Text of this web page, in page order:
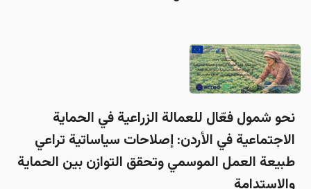
نحو شمول فعّال للعمالة الزراعية في الحماية
الاجتماعية في الأردن: إصلاحات سياساتية تراعي
طبيعة العمل الموسمي وتحقق التوازن بين الحماية